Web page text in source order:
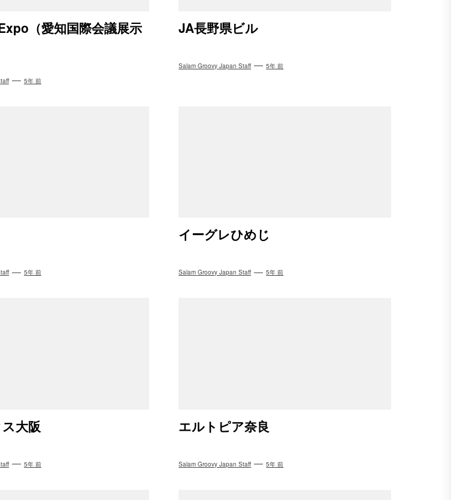
（愛知国際会議展示
5年 前
JA長野県ビル
Salam Groovy Japan Staff 5年 前
5年 前
イーグレひめじ
Salam Groovy Japan Staff 5年 前
大阪
5年 前
エルトピア奈良
Salam Groovy Japan Staff 5年 前